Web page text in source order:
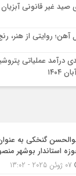
صید غیر قانونی
آهن؛ روایتی از هنر،
درصدی درآمد عملیاتی
گنخکی به
استاندار بوشهر